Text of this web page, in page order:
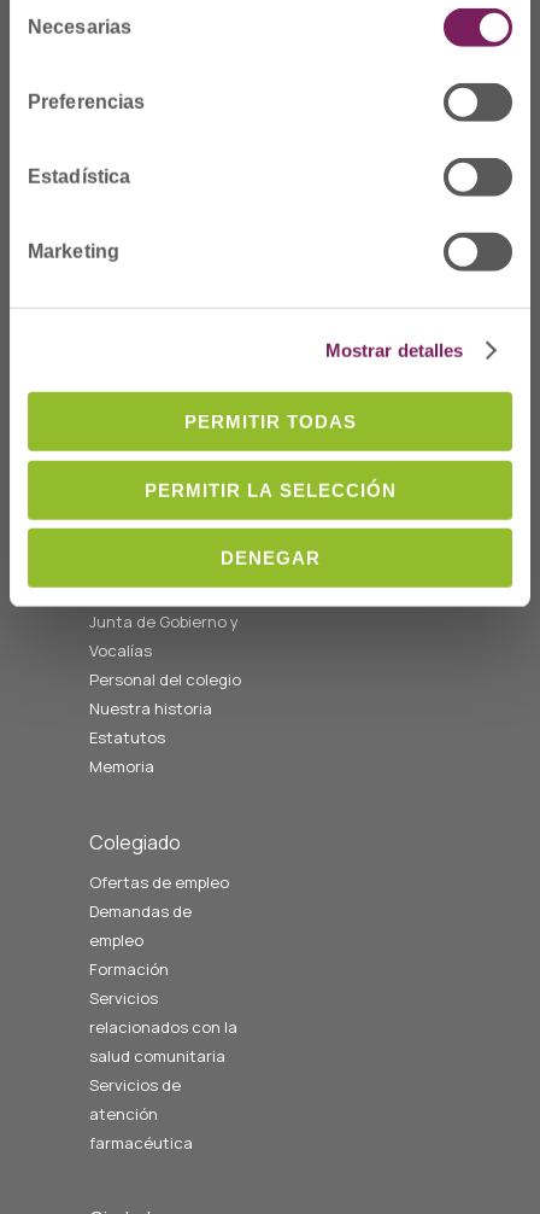
Necesarias
Preferencias
Estadística
Marketing
Mostrar detalles
PERMITIR TODAS
PERMITIR LA SELECCIÓN
DENEGAR
Dónde Estamos
08:00 a 14:00
cofgipuzkoa@cofgipuzkoa.eus
Quiénes somos
Bienvenida
Junta de Gobierno y
Vocalías
Personal del colegio
Nuestra historia
Estatutos
Memoria
Colegiado
Ofertas de empleo
Demandas de
empleo
Formación
Servicios
relacionados con la
salud comunitaria
Servicios de
atención
farmacéutica